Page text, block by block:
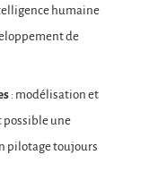
humaine
de
: modélisation et
une
pilotage toujours